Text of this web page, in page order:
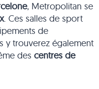
, Metropolitan se
. Ces salles de sport
de
y trouverez également
des centres de